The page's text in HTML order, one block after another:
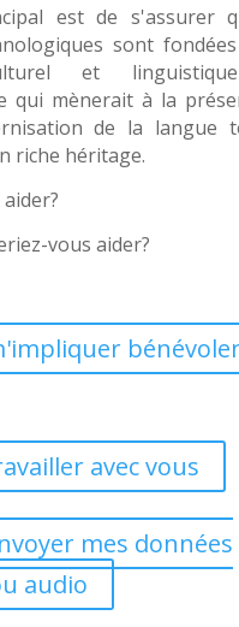
est de s'assurer
sont
et
qui mènerait à la
de la langue
riche héritage.
vous aider?
avec vous
mes données
audio